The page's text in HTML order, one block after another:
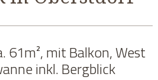
61m², mit Balkon, West
inkl. Bergblick